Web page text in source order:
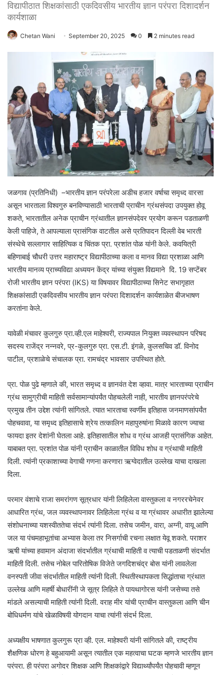
विद्यापीठात शिक्षकांसाठी एकदिवसीय भारतीय ज्ञान परंपरा दिशादर्शन
कार्यशाळा
Chetan Wani September 20, 2025 0 2 minutes read
जळगाव (प्रतिनिधी) –भारतीय ज्ञान परंपरेला अडीच हजार वर्षाचा समृध्द वारसा
असून भारताला विश्वगुरु बनविण्यासाठी भारताची प्राचीन ग्रंथसंपदा उपयुक्त होवू
शकते, भारतातील अनेक प्राचीन ग्रंथातील ज्ञानसंपदेवर प्रयोग करून पडताळणी
केली पाहिजे, ते आपल्याला प्रासंगिक वाटतील असे प्रतिपादन दिल्ली वेब भारती
संस्थेचे सल्लागार साहित्यिक व चिंतक प्रा. प्रशांत पोळ यांनी केले. कवयित्री
बहिणाबाई चौधरी उत्तर महाराष्ट्र विद्यापीठाच्या कला व मानव विद्या प्रशाळा आणि
भारतीय मानव्य प्राच्यविद्या अध्ययन केंद्र यांच्या संयुक्त विद्यमाने दि. 19 सप्टेंबर
रोजी भारतीय ज्ञान परंपरा (IKS) या विषयावर विद्यापीठाच्या सिनेट सभागृहात
शिक्षकांसाठी एकदिवसीय भारतीय ज्ञान परंपरा दिशादर्शन कार्यशाळेत बीजभाषण
करतांना केले.
यावेळी मंचावर कुलगुरु प्रा.व्ही.एल माहेश्वरी, राज्यपाल नियुक्त व्यवस्थापन परिषद
सदस्य राजेंद्र नन्नवरे, प्र-कुलगुरु प्रा. एस.टी. इंगळे, कुलसचिव डॉ. विनोद
पाटील, प्रशाळेचे संचालक प्रा. रामचंद्र भावसार उपस्थित होते.
प्रा. पोळ पुढे म्हणाले की, भारत समृध्द व ज्ञानवंत देश व्हावा. मात्र भारताच्या प्राचीन
ग्रंथ सामुग्रीची माहिती सर्वसामान्यांपर्यंत पोहचलेली नाही, भारतीय ज्ञानपरंपरेचे
प्रमुख तीन उद्देश त्यांनी सांगितले. त्यात भारताचा स्वर्णीम इतिहास जनमाणसांपर्यंत
पोहचवावा, या समृध्द इतिहासाचे श्रेय तत्कालिन महापुरुषांना मिळावे कारण ज्याचा
फायदा इतर देशांनी घेतला आहे. इतिहासातील शोध व ग्रंथ आजही प्रासंगिक आहेत.
याबाबत प्रा. प्रशांत पोळ यांनी प्राचीन काळातील विविध शोध व ग्रंथाची माहिती
दिली. त्यांनी प्रकाशाच्या वेगाची गणना करणारा ऋग्वेदातील उल्लेख याचा दाखला
दिला.
परमार वंशाचे राजा समरांगण सूत्रधार यांनी लिहिलेला वास्तुकला व नगररचेनेवर
आधारित ग्रंथ, जल व्यवस्थापनावर लिहिलेला ग्रंथ व या ग्रंथावर अधारीत झालेल्या
संशोधनाच्या यशस्वीततेचा संदर्भ त्यांनी दिला. तसेच जमीन, वारा, अग्नी, वायू आणि
जल या पंचमहाभूतांचा अभ्यास केला तर निसर्गाची रचना लक्षात येवू शकते. पराशर
ऋषी यांच्या हवामान अंदाजा संदर्भातील ग्रंथाची माहिती व त्याची पडताळणी संदर्भात
माहिती दिली. तसेच नोबेल पारितोषिक विजेते जगदिशचंद्र बोस यांनी लावलेला
वनस्पती जीवा संदर्भातील माहिती त्यांनी दिली. स्थितीस्थापकता सिद्धांताचा ग्रंथात
उल्लेख आणि महर्षी बोधारींनी जे सूत्र लिहिले ते पायथागोरस यांनी जसेच्या तसे
मांडले असल्याची माहिती त्यांनी दिली. वराह मीर यांची प्राचीन वास्तुकला आणि चीन
बोधिधर्मण यांचे खेळाविषयी योगदान याचा त्यांनी संदर्भ दिला.
अध्यक्षीय भाषणात कुलगुरू प्रा व्ही. एल. माहेश्वरी यांनी सांगितले की, राष्ट्रीय
शैक्षणिक धोरण हे बहुआयामी असून त्यातील एक महत्वाचा घटक म्हणजे भारतीय ज्ञान
परंपरा. ही परंपरा अगोदर शिक्षक आणि शिक्षकांद्वारे विद्यार्थ्यांपर्यंत पोहचावी म्हणून